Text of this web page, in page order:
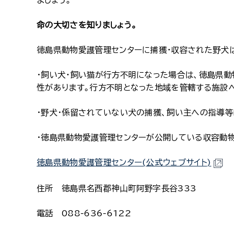
命の大切さを知りましょう。
徳島県動物愛護管理センターに捕獲・収容された野犬
・飼い犬・飼い猫が行方不明になった場合は、徳島県
性があります。行方不明となった地域を管轄する施設
・野犬・係留されていない犬の捕獲、飼い主への指導
・徳島県動物愛護管理センターが公開している収容動
徳島県動物愛護管理センター(公式ウェブサイト)
住所 徳島県名西郡神山町阿野字長谷333
電話 088-636-6122